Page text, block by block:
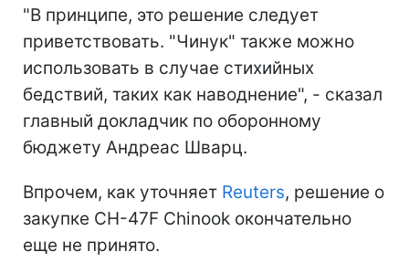
"В принципе, это решение следует
приветствовать. "Чинук" также можно
использовать в случае стихийных
бедствий, таких как наводнение", - сказал
главный докладчик по оборонному
бюджету Андреас Шварц.
Впрочем, как уточняет Reuters, решение о
закупке CH-47F Chinook окончательно
еще не принято.